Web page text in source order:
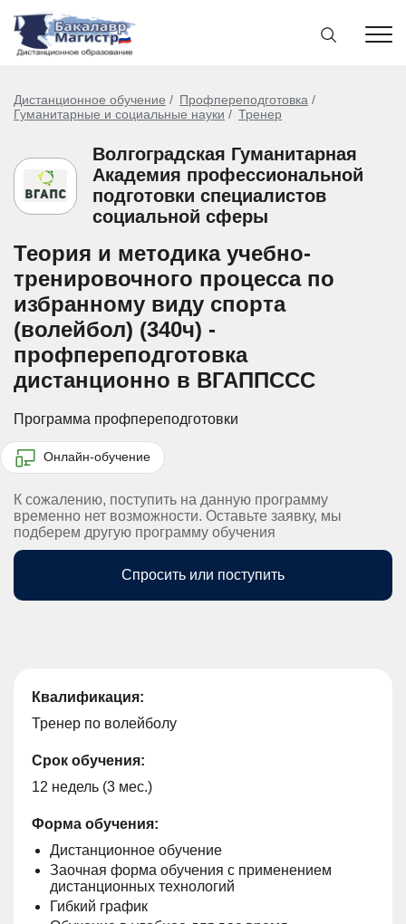
Дистанционное обучение
Профпереподготовка
Гуманитарные и социальные науки
Тренер
Волгоградская Гуманитарная
Академия профессиональной
подготовки специалистов
социальной сферы
Теория и методика учебно-
тренировочного процесса по
избранному виду спорта
(волейбол) (340ч) -
профпереподготовка
дистанционно в ВГАППССС
Программа профпереподготовки
Онлайн-обучение
К сожалению, поступить на данную программу
временно нет возможности. Оставьте заявку, мы
подберем другую программу обучения
Спросить или поступить
Квалификация:
Тренер по волейболу
Срок обучения:
12 недель (3 мес.)
Форма обучения:
Дистанционное обучение
Заочная форма обучения с применением
дистанционных технологий
Гибкий график